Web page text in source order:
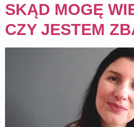
SKĄD MOGĘ
CZY JESTEM